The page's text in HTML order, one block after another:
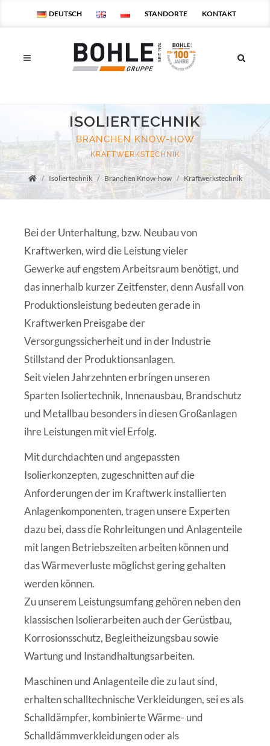
DEUTSCH STANDORTE KONTAKT
ISOLIERTECHNIK
BRANCHEN KNOW-HOW
KRAFTWERKSTECHNIK
Startseite
Isoliertechnik Branchen Know-how Kraftwerkstechnik
Bei der Unterhaltung, bzw. Neubau von
Kraftwerken, wird die Leistung vieler
Gewerke auf engstem Arbeitsraum benötigt, und
das innerhalb kurzer Zeitfenster, denn Ausfall von
Produktionsleistung bedeuten gerade in
Kraftwerken Preisgabe der
Versorgungssicherheit und in der Industrie
Stillstand der Produktionsanlagen.
Seit vielen Jahrzehnten erbringen unseren
Sparten Isoliertechnik, Innenausbau, Brandschutz
und Metallbau besonders in diesen Großanlagen
ihre Leistungen mit viel Erfolg.
Mit durchdachten und angepassten
Isolierkonzepten, zugeschnitten auf die
Anforderungen der im Kraftwerk installierten
Anlagenkomponenten, tragen unsere Experten
dazu bei, dass die Rohrleitungen und Anlagenteile
mit langen Betriebszeiten arbeiten können und
das Wärmeverluste möglichst gering gehalten
werden können.
Zu unserem Leistungsumfang gehören neben den
klassischen Isolierarbeiten auch der Gerüstbau,
Korrosionsschutz, Begleitheizungsbau sowie
Wartung und Instandhaltungsarbeiten.
Maschinen und Anlagenteile die zu laut sind,
erhalten schalltechnische Verkleidungen, sei es als
Schalldämpfer, kombinierte Wärme- und
Schalldämmverkleidungen oder als